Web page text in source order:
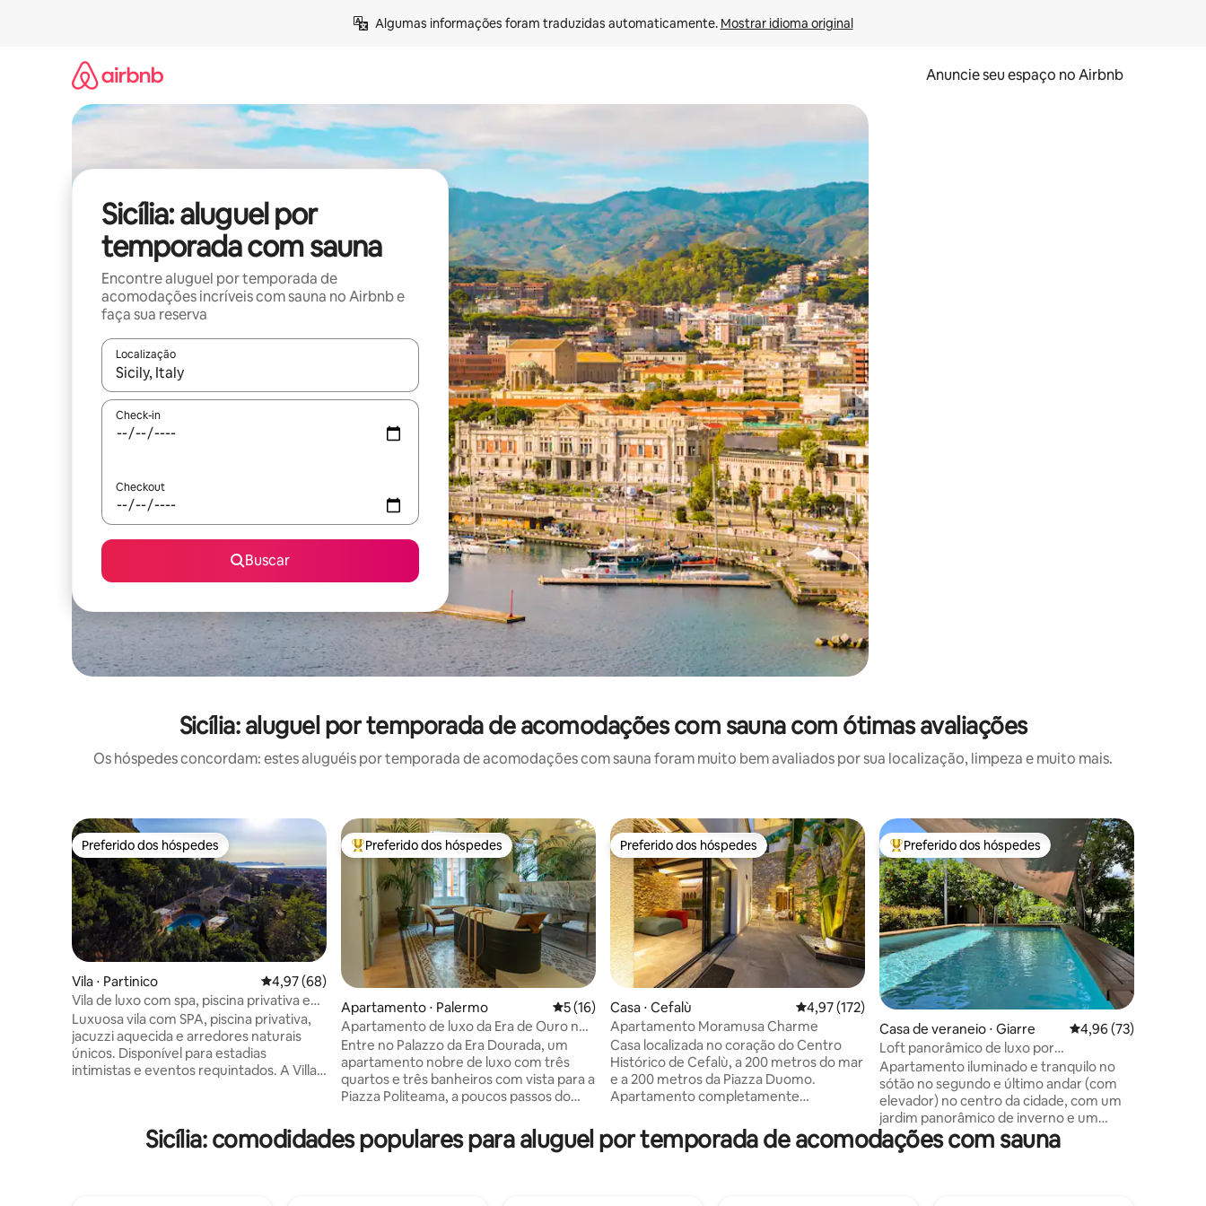
Algumas informações foram traduzidas automaticamente. Mostrar idioma original
Anuncie seu espaço no Airbnb
Sicília: aluguel por
temporada com sauna
Encontre aluguel por temporada de
acomodações incríveis com sauna no Airbnb e
faça sua reserva
Localização
Quando os resultados estiverem disponíveis, explore-os usando as seta para cima e para baixo do teclado ou tocando e deslizando o dedo na tela.
Check-in
Checkout
Buscar
Sicília: aluguel por temporada de acomodações com sauna com ótimas avaliações
Os hóspedes concordam: estes aluguéis por temporada de acomodações com sauna foram muito bem avaliados por sua localização, limpeza e muito mais.
Preferido dos hóspedes
Preferido dos hóspedes
Vila ⋅ Partinico 4,97 de uma avaliação média de 5, 68 avaliações
4,97 (68)
Vila de luxo com spa, piscina privativa e
jacuzzi
Luxuosa vila com SPA, piscina privativa,
jacuzzi aquecida e arredores naturais
únicos. Disponível para estadias
intimistas e eventos requintados. A Villa
mansão de 10.000 pés quadrados, com
Entre os melhores preferidos dos hóspedes
Preferido dos hóspedes
Apartamento ⋅ Palermo 5 de uma avaliação média de 5, 16 avaliações
5 (16)
Apartamento de luxo da Era de Ouro no
centro histórico
Entre no Palazzo da Era Dourada, um
apartamento nobre de luxo com três
quartos e três banheiros com vista para a
Piazza Politeama, a poucos passos do
Esta residência exclusiva e mobiliada por
designers combina perfeitamente a
Preferido dos hóspedes
Preferido dos hóspedes
Casa ⋅ Cefalù 4,97 de uma avaliação média de 5, 172 avaliações
4,97 (172)
Apartamento Moramusa Charme
Casa localizada no coração do Centro
Histórico de Cefalù, a 200 metros do mar
e a 200 metros da Piazza Duomo.
Apartamento completamente
interno e uma área de relaxamento com
jacuzzi e sauna a vapor. O interior é
Entre os melhores preferidos dos hóspedes
Preferido dos hóspedes
Casa de veraneio ⋅ Giarre 4,96 de uma
4,96 (73)
Loft panorâmico de luxo por
SicilianRelaxingHomes
Apartamento iluminado e tranquilo no
sótão no segundo e último andar (com
elevador) no centro da cidade, com um
jardim panorâmico de inverno e um
grande terraço panorâmico, em um
edifício histórico de prestígio; no
Sicília: comodidades populares para aluguel por temporada de acomodações com sauna